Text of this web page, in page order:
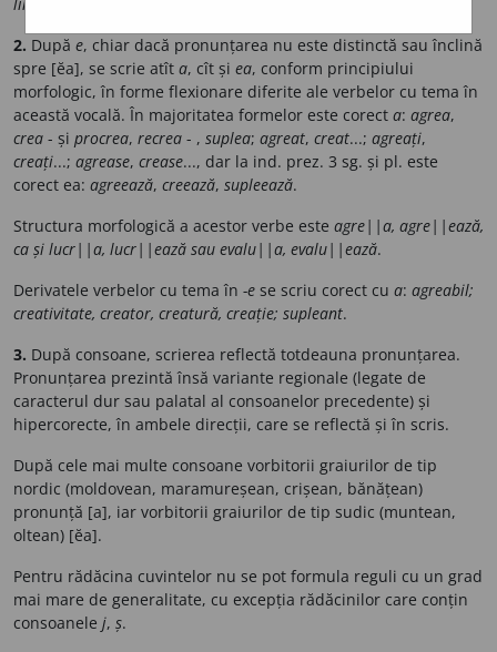
2. După e, chiar dacă pronunțarea nu este distinctă sau înclină
spre [ĕa], se scrie atît a, cît și ea, conform principiului
morfologic, în forme flexionare diferite ale verbelor cu tema în
această vocală. În majoritatea formelor este corect a: agrea,
crea - și procrea, recrea - , suplea; agreat, creat...; agreați,
creați...; agrease, crease..., dar la ind. prez. 3 sg. și pl. este
corect ea: agreează, creează, supleează.
Structura morfologică a acestor verbe este agre||a, agre||ează,
ca și lucr||a, lucr||ează sau evalu||a, evalu||ează.
Derivatele verbelor cu tema în -e se scriu corect cu a: agreabil;
creativitate, creator, creatură, creație; supleant.
3. După consoane, scrierea reflectă totdeauna pronunțarea.
Pronunțarea prezintă însă variante regionale (legate de
caracterul dur sau palatal al consoanelor precedente) și
hipercorecte, în ambele direcții, care se reflectă și în scris.
După cele mai multe consoane vorbitorii graiurilor de tip
nordic (moldovean, maramureșean, crișean, bănățean)
pronunță [a], iar vorbitorii graiurilor de tip sudic (muntean,
oltean) [ĕa].
Pentru rădăcina cuvintelor nu se pot formula reguli cu un grad
mai mare de generalitate, cu excepția rădăcinilor care conțin
consoanele j, ș.